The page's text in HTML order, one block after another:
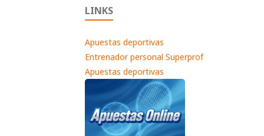
LINKS
Apuestas deportivas
Entrenador personal Superprof
Apuestas deportivas